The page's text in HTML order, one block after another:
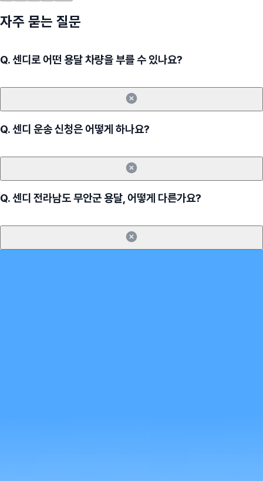
자주 묻는 질문
Q.센디로 어떤 용달 차량을 부를 수 있나요?
Q.센디 운송 신청은 어떻게 하나요?
Q.센디 전라남도 무안군 용달, 어떻게 다른가요?